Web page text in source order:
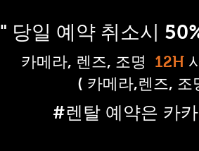
" 당일 예약 취소시
​카메라, 렌즈, 조명 12H
( 카메라,렌즈, 조
​#렌탈 예약은 카